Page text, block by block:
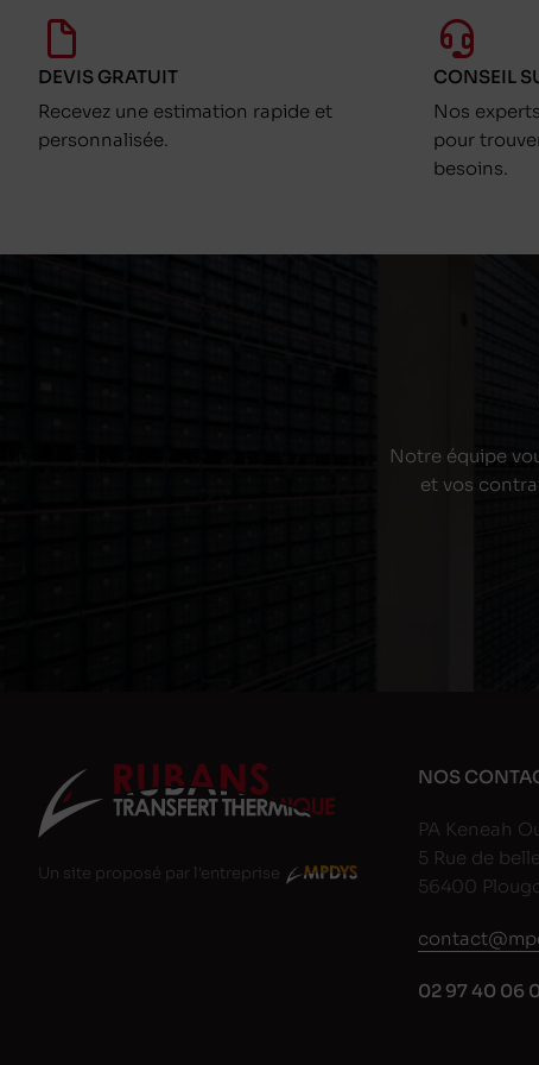
DEVIS GRATUIT
Recevez une estimation rapide et
personnalisée.
CONSEIL
Nos
pour
besoins.
Notre équipe
et vos
Un site proposé par l'entreprise
NOS
PA Keneah
5 Rue de
56400
02 97 40 06